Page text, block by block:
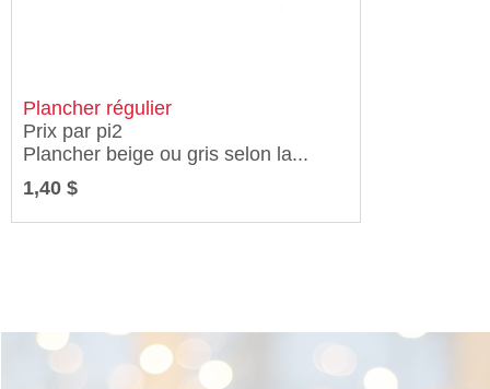
Plancher régulier
Prix par pi2
Plancher beige ou gris selon la...
1,40 $